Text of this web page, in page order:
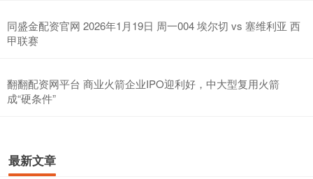
同盛金配资官网 2026年1月19日 周一004 埃尔切 vs 塞维利亚 西
甲联赛
翻翻配资网平台 商业火箭企业IPO迎利好，中大型复用火箭
成“硬条件”
最新文章